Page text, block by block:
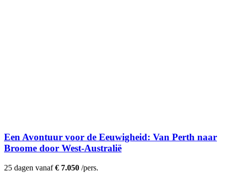
Een Avontuur voor de Eeuwigheid: Van Perth naar
Broome door West-Australië
25 dagen vanaf€ 7.050 /pers.